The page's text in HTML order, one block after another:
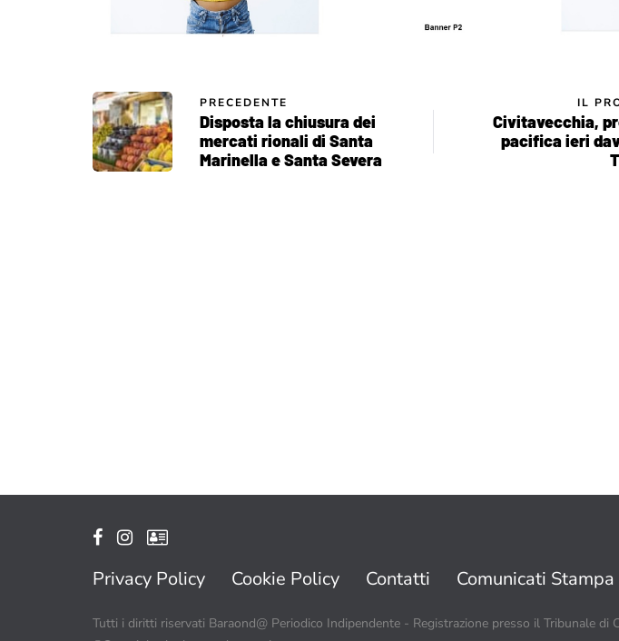
PRECEDENTE
Disposta la chiusura dei
mercati rionali di Santa
Marinella e Santa Severa
IL
Civitavecchia,
pacifica ieri
Privacy Policy Cookie Policy Contatti Comunicati Stampa
Tutti i diritti riservati Baraond@ Periodico Indipendente - Registrazione presso il Tribunale di